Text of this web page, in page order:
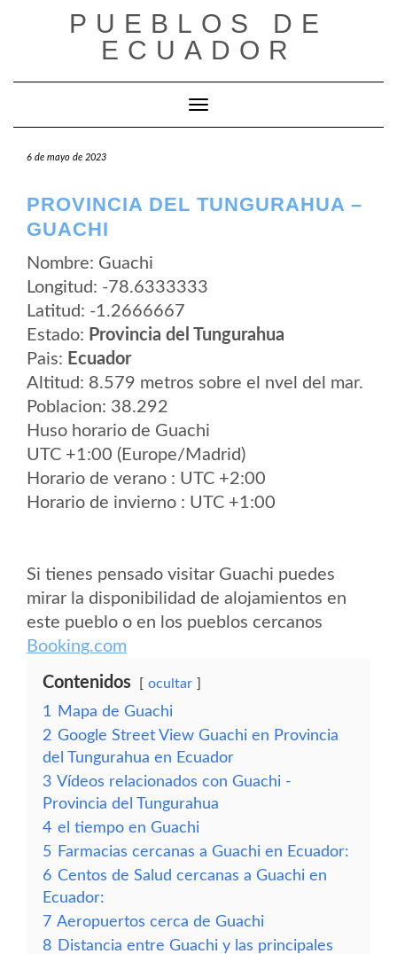
PUEBLOS DE
ECUADOR
Cambiar modo de navegación
6 de mayo de 2023
PROVINCIA DEL TUNGURAHUA –
GUACHI
Nombre: Guachi
Longitud: -78.6333333
Latitud: -1.2666667
Estado: Provincia del Tungurahua
Pais: Ecuador
Altitud: 8.579 metros sobre el nvel del mar.
Poblacion: 38.292
Huso horario de Guachi
UTC +1:00 (Europe/Madrid)
Horario de verano : UTC +2:00
Horario de invierno : UTC +1:00
Si tienes pensado visitar Guachi puedes
mirar la disponibilidad de alojamientos en
este pueblo o en los pueblos cercanos
Booking.com
Contenidos ocultar
1
Mapa de Guachi
2 Google Street View Guachi en Provincia
del Tungurahua en Ecuador
3 Vídeos relacionados con Guachi -
Provincia del Tungurahua
4 el tiempo en Guachi
5 Farmacias cercanas a Guachi en Ecuador:
6 Centos de Salud cercanas a Guachi en
Ecuador:
7 Aeropuertos cerca de Guachi
8 Distancia entre Guachi y las principales